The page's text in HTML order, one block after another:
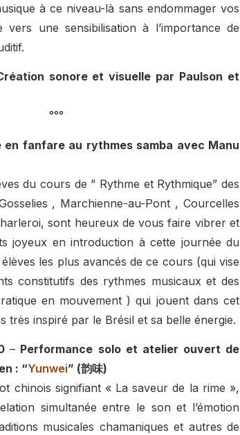
à ce niveau-là sans endommager vos
vers une sensibilisation à l’importance de
sonore et visuelle par Paulson et
°°°
en fanfare au rythmes samba avec Manu
du cours de ” Rythme et Rythmique” des
, Marchienne-au-Pont , Courcelles
sont heureux de vous faire vibrer et
joyeux en introduction à cette journée du
les plus avancés de ce cours (qui vise
constitutifs des rythmes musicaux et des
en mouvement ) qui jouent dans cet
très inspiré par le Brésil et sa belle énergie.
– Performance solo et atelier ouvert de
: “Yunwei” (韵味)
chinois signifiant « La saveur de la rime »,
simultanée entre le son et l’émotion
musicales chamaniques et autres de